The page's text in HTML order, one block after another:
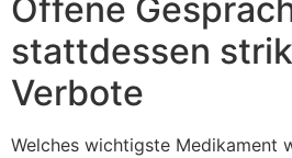
Offene
stattdessen
Verbote
Welches wichtigste Medikament